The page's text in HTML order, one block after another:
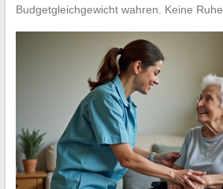
Budgetgleichgewicht wahren. Keine Ruhe.